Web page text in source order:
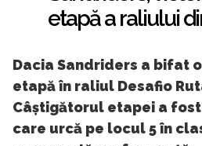
etapă a raliului
Dacia Sandriders a bifat
etapă în raliul Desafio
Câștigătorul etapei a
care urcă pe locul 5 în